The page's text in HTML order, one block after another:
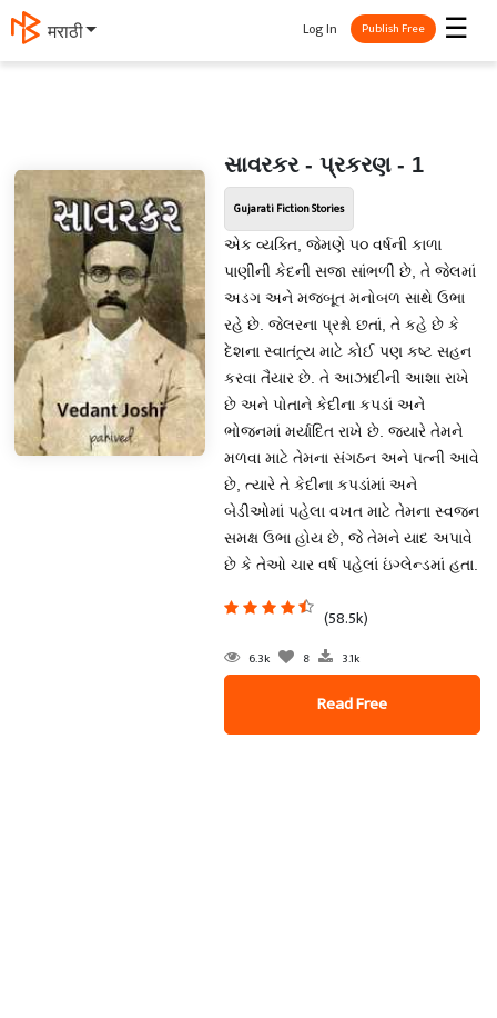
मराठी ☰
Log In Publish Free
સાવરકર - પ્રકરણ - 1
Gujarati Fiction Stories
એક વ્યક્તિ, જેમણે ૫૦ વર્ષની કાળા
પાણીની કેદની સજા સાંભળી છે, તે જેલમાં
અડગ અને મજબૂત મનોબળ સાથે ઉભા
રહે છે. જેલરના પ્રશ્નો છતાં, તે કહે છે કે
દેશના સ્વાતંત્ર્ય માટે કોઈ પણ કષ્ટ સહન
કરવા તૈયાર છે. તે આઝાદીની આશા રાખે
છે અને પોતાને કેદીના કપડાં અને
ભોજનમાં મર્યાદિત રાખે છે. જ્યારે તેમને
મળવા માટે તેમના સંગઠન અને પત્ની આવે
છે, ત્યારે તે કેદીના કપડાંમાં અને
બેડીઓમાં પહેલા વખત માટે તેમના સ્વજન
સમક્ષ ઉભા હોય છે, જે તેમને યાદ અપાવે
છે કે તેઓ ચાર વર્ષ પહેલાં ઇંગ્લેન્ડમાં હતા.
(58.5k)
6.3k 8 3.1k
Read Free